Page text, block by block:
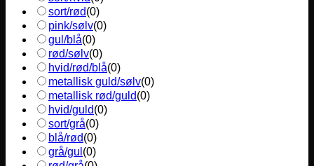
sort/rød(0)
pink/sølv(0)
gul/blå(0)
rød/sølv(0)
hvid/rød/blå(0)
metallisk guld/sølv(0)
metallisk rød/guld(0)
hvid/guld(0)
sort/grå(0)
blå/rød(0)
grå/gul (0)